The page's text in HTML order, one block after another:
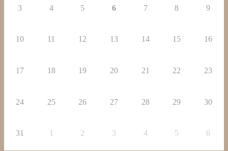
3 4 5 6 7 8 9
10 11 12 13 14 15 16
17 18 19 20 21 22 23
24 25 26 27 28 29 30
31 1 2 3 4 5 6